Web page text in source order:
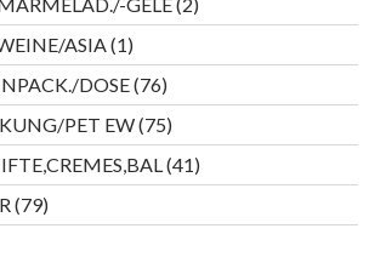
Produkte
ASIA 11
Produkt
DOSE 7676
Produkte
PET EW 7575
Produkte
4141
Produkte
7979
Produkte